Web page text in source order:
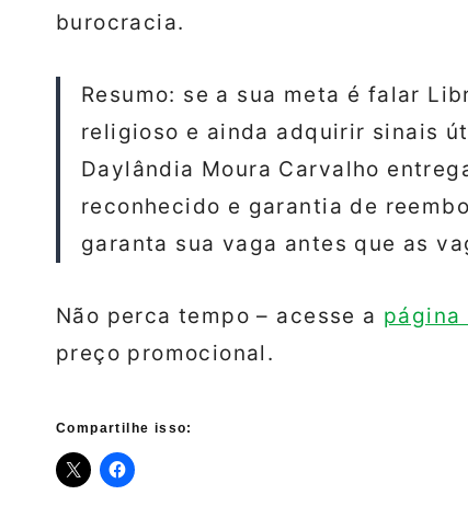
burocracia.
Resumo: se a sua meta é falar
religioso e ainda adquirir sinais
Daylândia Moura Carvalho
reconhecido e garantia de
garanta sua vaga antes que as
Não perca tempo – acesse a
preço promocional.
Compartilhe isso: